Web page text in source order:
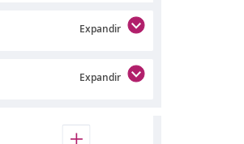
Expandir
Expandir